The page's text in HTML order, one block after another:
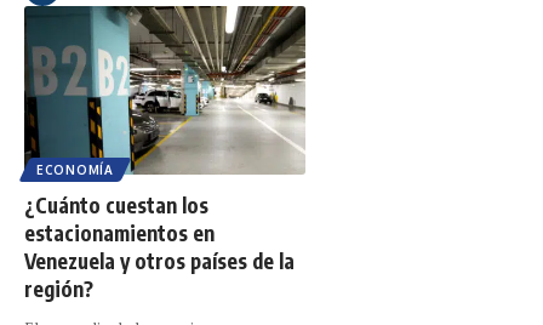
ECONOMÍA
¿Cuánto cuestan los
estacionamientos en
Venezuela y otros países de la
región?